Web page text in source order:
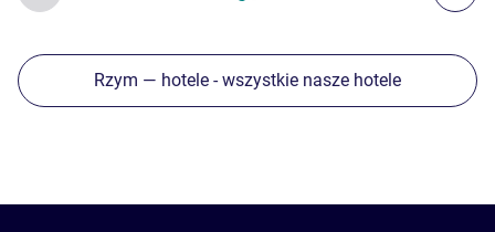
Rzym — hotele - wszystkie nasze hotele